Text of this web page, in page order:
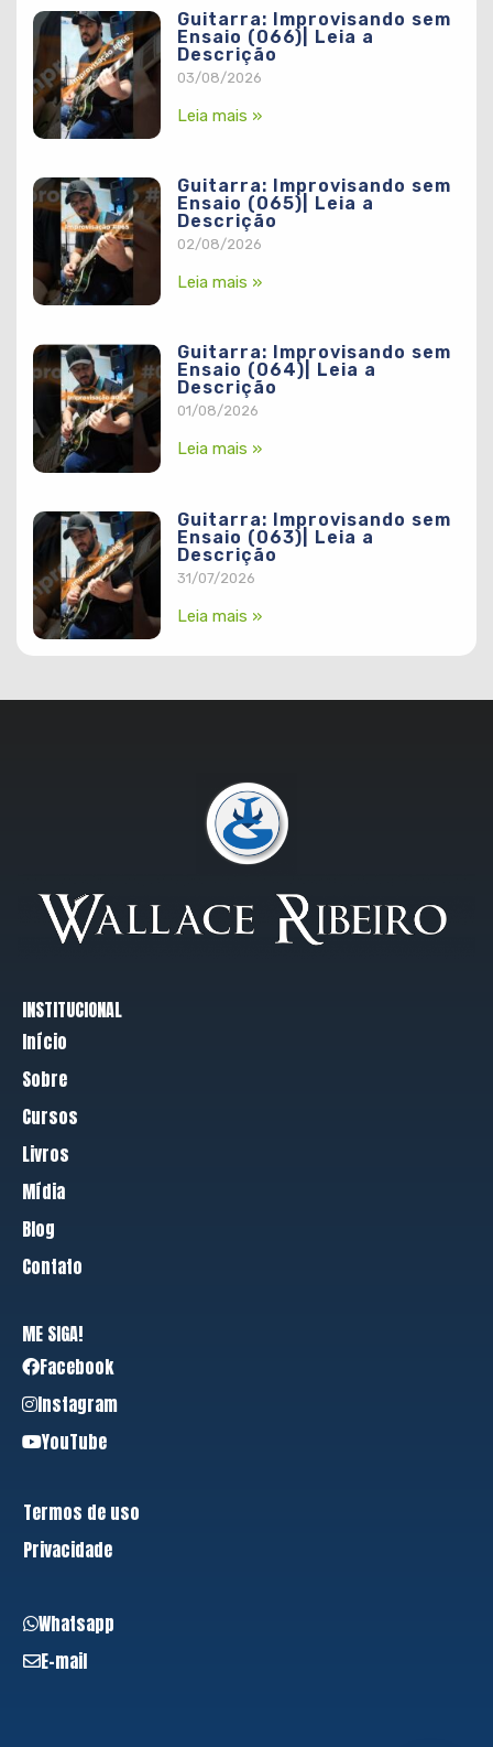
Guitarra: Improvisando sem
Ensaio (066)| Leia a
Descrição
03/08/2026
Leia mais »
Guitarra: Improvisando sem
Ensaio (065)| Leia a
Descrição
02/08/2026
Leia mais »
Guitarra: Improvisando sem
Ensaio (064)| Leia a
Descrição
01/08/2026
Leia mais »
Guitarra: Improvisando sem
Ensaio (063)| Leia a
Descrição
31/07/2026
Leia mais »
INSTITUCIONAL
Início
Sobre
Cursos
Livros
Mídia
Blog
Contato
ME SIGA!
Facebook
Instagram
YouTube
Termos de uso
Privacidade
Whatsapp
E-mail